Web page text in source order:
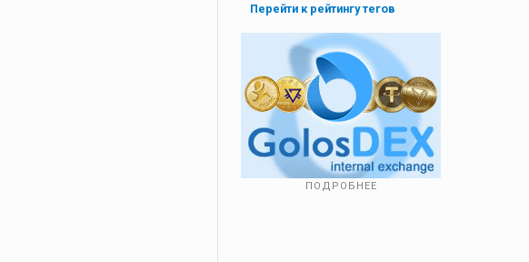
Перейти к рейтингу тегов
ПОДРОБНЕЕ